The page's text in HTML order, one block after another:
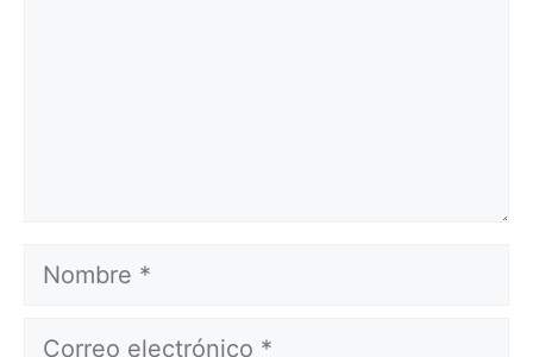
Nombre
Correo